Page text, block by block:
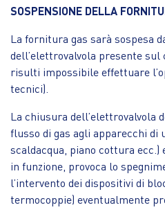
SOSPENSIONE DELLA
La fornitura gas sarà sospesa
dell’elettrovalvola presente sul
risulti impossibile effettuare
tecnici).
La chiusura dell’elettrovalvola
flusso di gas agli apparecchi di
scaldacqua, piano cottura ecc.)
in funzione, provoca lo
l’intervento dei dispositivi di
termocoppie) eventualmente